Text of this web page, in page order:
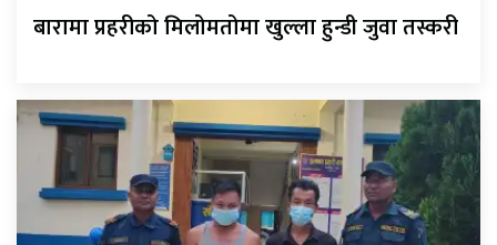
बारामा प्रहरीको मिलोमतोमा खुल्ला हुन्डी जुवा तस्करी